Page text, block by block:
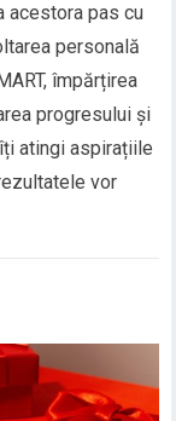
acestora pas cu
personală
împărțirea
progresului și
atingi aspirațiile
vor